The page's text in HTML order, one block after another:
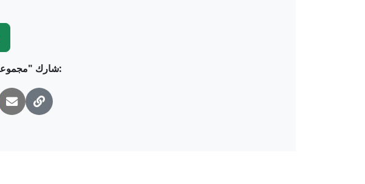
شارك "مجموعة من التماثيل في عرض" مع الأصدقاء: